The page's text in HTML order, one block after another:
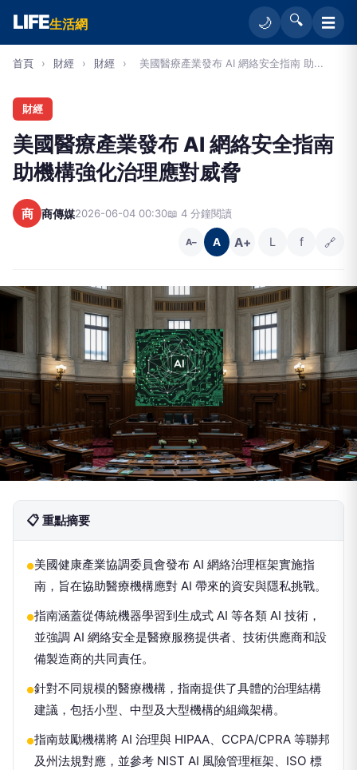
LIFE生活網 🌙 🔍 ☰
首頁 › 財經 › 財經 › 美國醫療產業發布 AI 網絡安全指南 助...
財經
美國醫療產業發布 AI 網絡安全指南
助機構強化治理應對威脅
商 商傳媒2026-06-04 00:30📖 4 分鐘閱讀
A− A A+ L f 🔗
📋 重點摘要
●美國健康產業協調委員會發布 AI 網絡治理框架實施指
南，旨在協助醫療機構應對 AI 帶來的資安與隱私挑戰。
●指南涵蓋從傳統機器學習到生成式 AI 等各類 AI 技術，
並強調 AI 網絡安全是醫療服務提供者、技術供應商和設
備製造商的共同責任。
●針對不同規模的醫療機構，指南提供了具體的治理結構
建議，包括小型、中型及大型機構的組織架構。
●指南鼓勵機構將 AI 治理與 HIPAA、CCPA/CPRA 等聯邦
及州法規對應，並參考 NIST AI 風險管理框架、ISO 標